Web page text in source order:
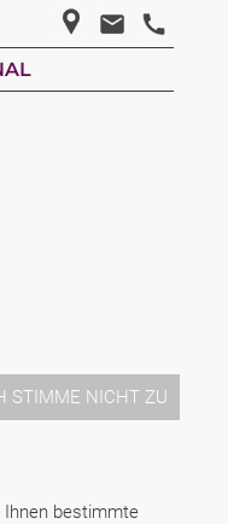
Ihnen bestimmte
STIMME NICHT ZU